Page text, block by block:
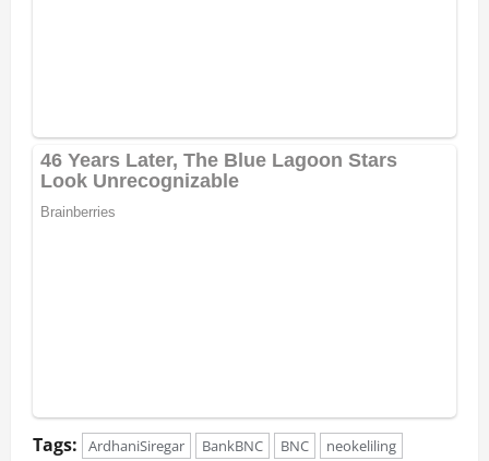
Tags: ArdhaniSiregar BankBNC BNC neokeliling